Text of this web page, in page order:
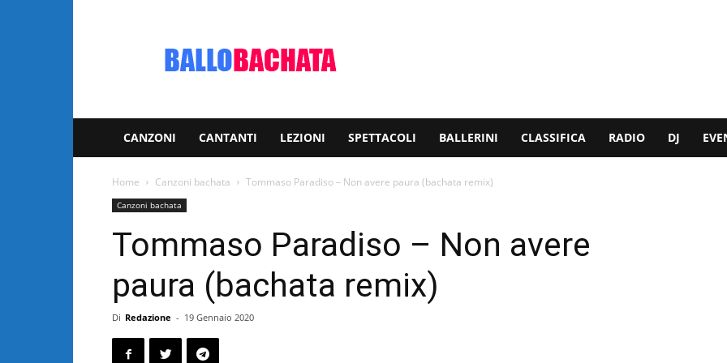
video
CANZONI CANTANTI LEZIONI SPETTACOLI BALLERINI CLASSIFICA RADIO DJ
Home Canzoni bachata Tommaso Paradiso – Non avere paura (bachata remix)
Canzoni bachata
Tommaso Paradiso – Non avere
paura (bachata remix)
Di Redazione - 19 Gennaio 2020